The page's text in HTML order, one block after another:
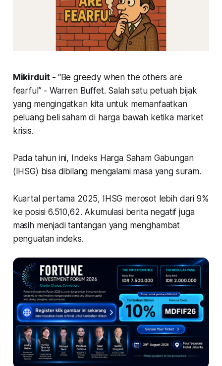
Mikirduit - “Be greedy when the others are
fearful” - Warren Buffet. Salah satu petuah bijak
yang mengingatkan kita untuk memanfaatkan
peluang beli saham di harga bawah ketika market
krisis.
Pada tahun ini, Indeks Harga Saham Gabungan
(IHSG) bisa dibilang mengalami masa yang suram.
Kuartal pertama 2025, IHSG merosot lebih dari 9%
ke posisi 6.510,62. Akumulasi berita negatif juga
masih menjadi tantangan yang menghambat
penguatan indeks.